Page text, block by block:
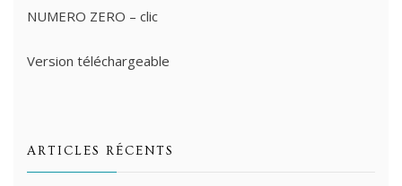
NUMERO ZERO – clic
Version téléchargeable
ARTICLES RÉCENTS